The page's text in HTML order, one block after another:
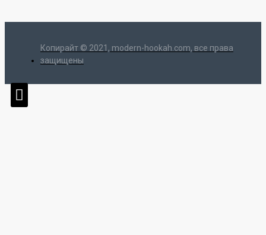
Копирайт © 2021, modern-hookah.com, все права
защищены